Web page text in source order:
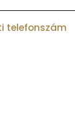
telefonszám